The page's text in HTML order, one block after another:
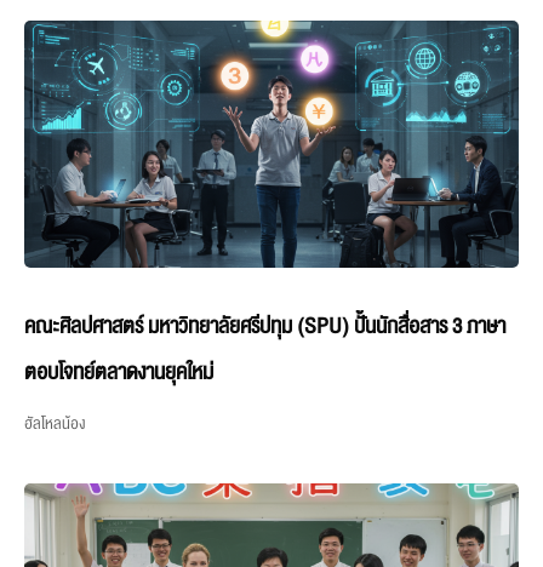
คณะศิลปศาสตร์ มหาวิทยาลัยศรีปทุม (SPU) ปั้นนักสื่อสาร 3 ภาษา
ตอบโจทย์ตลาดงานยุคใหม่
ฮัลโหลน้อง